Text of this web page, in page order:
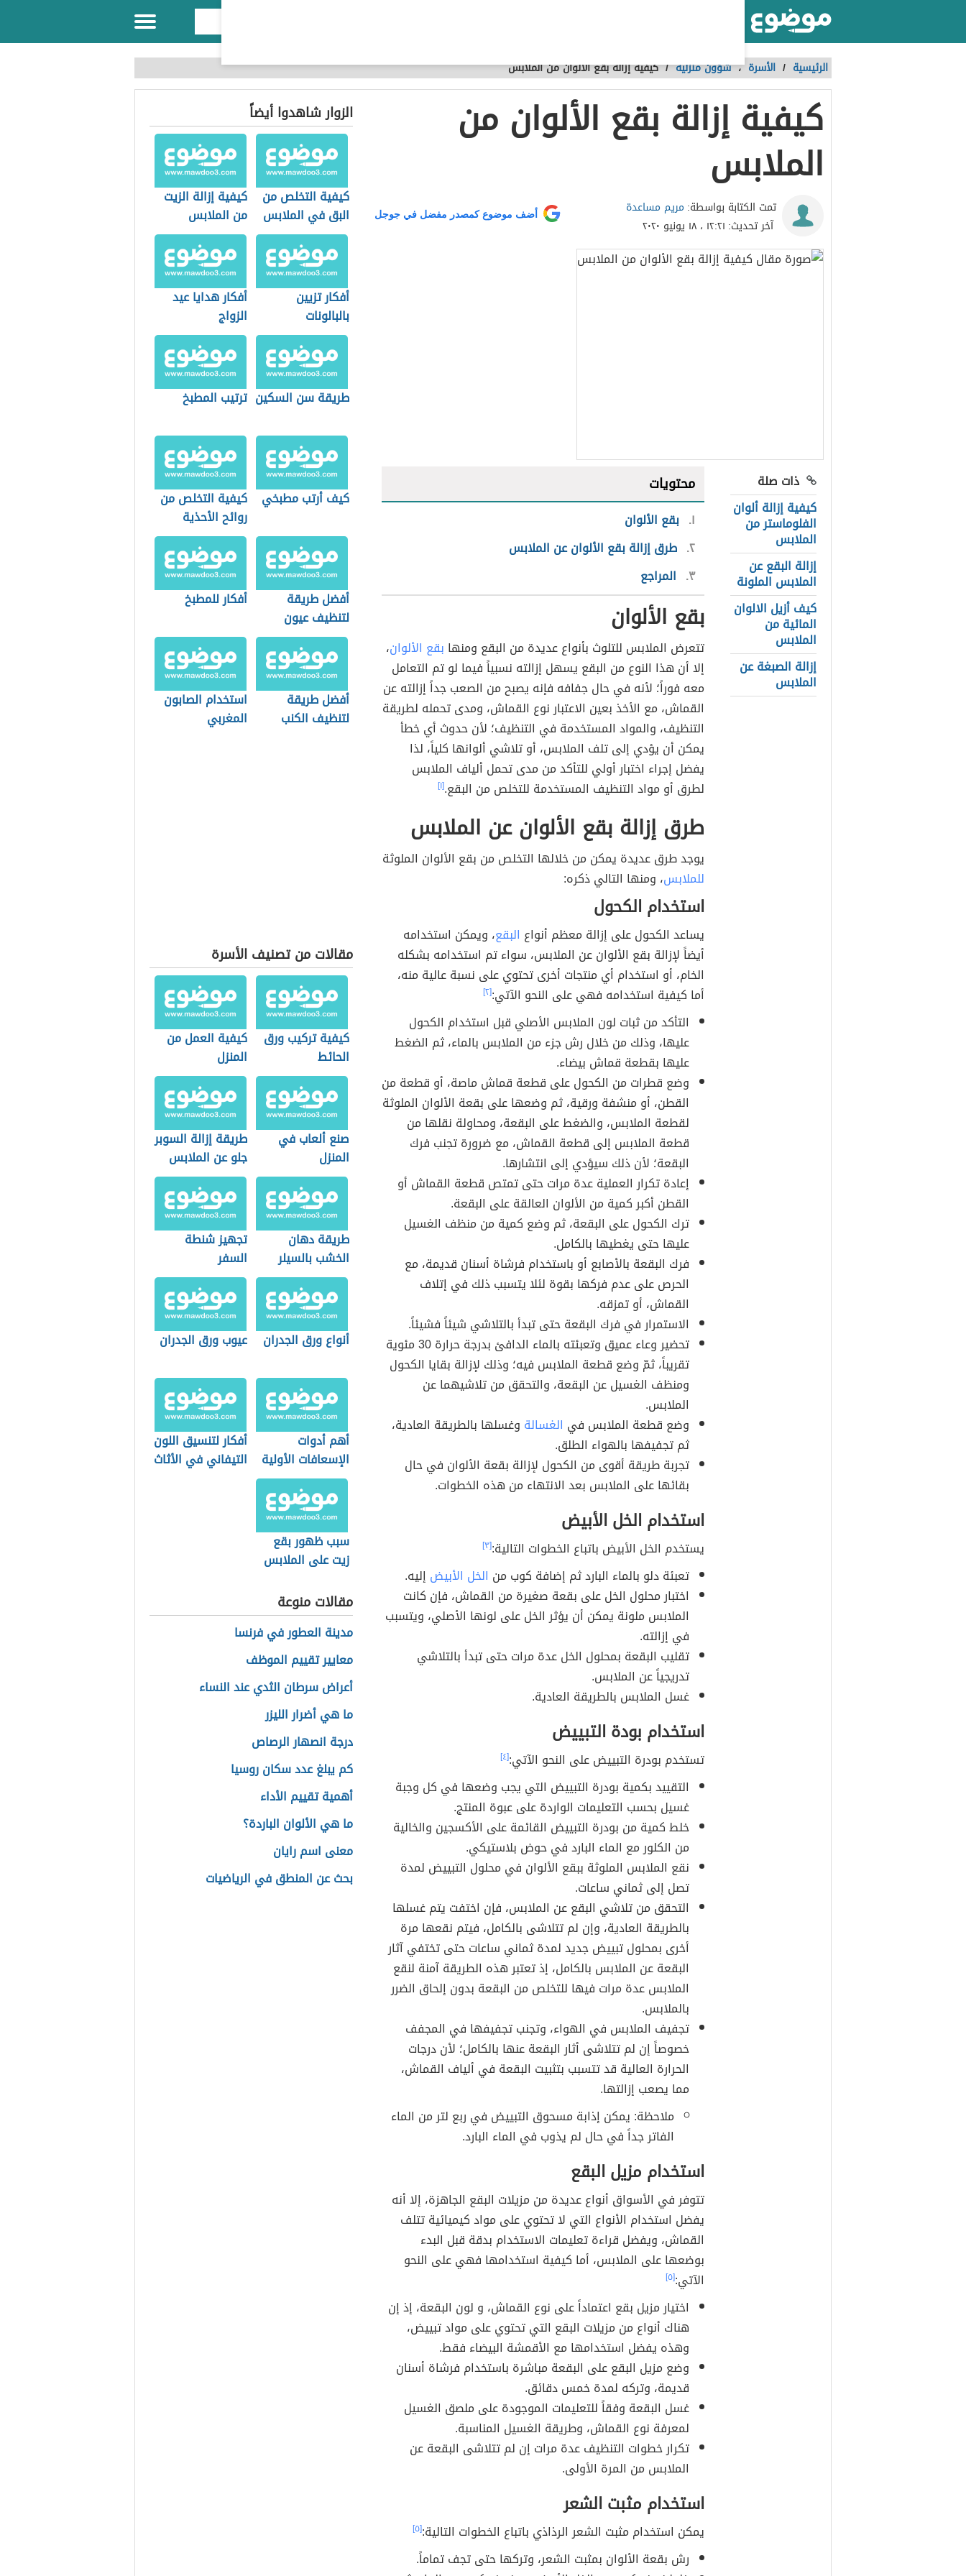
الرئيسية / الأسرة ،شؤون منزلية /كيفية إزالة بقع الألوان من الملابس
كيفية إزالة بقع الألوان من
الملابس
تمت الكتابة بواسطة: مريم مساعدة
آخر تحديث: ١٢:٢١ ، ١٨ يونيو ٢٠٢٠
أضف موضوع كمصدر مفضل في جوجل
ذات صلة
كيفية إزالة ألوان
الفلوماستر من
الملابس
إزالة البقع عن
الملابس الملونة
كيف أزيل الالوان
المائية من
الملابس
إزالة الصبغة عن
الملابس
محتويات
١ بقع الألوان
٢ طرق إزالة بقع الألوان عن الملابس
٣ المراجع
بقع الألوان
تتعرض الملابس للتلوث بأنواع عديدة من البقع ومنها بقع الألوان،
إلا أن هذا النوع من البقع يسهل إزالته نسبياً فيما لو تم التعامل
معه فوراً؛ لأنه في حال جفافه فإنه يصبح من الصعب جداً إزالته عن
القماش، مع الأخذ بعين الاعتبار نوع القماش، ومدى تحمله لطريقة
التنظيف، والمواد المستخدمة في التنظيف؛ لأن حدوث أي خطأ
يمكن أن يؤدي إلى تلف الملابس، أو تلاشي ألوانها كلياً، لذا
يفضل إجراء اختبار أولي للتأكد من مدى تحمل ألياف الملابس
لطرق أو مواد التنظيف المستخدمة للتخلص من البقع.[١]
طرق إزالة بقع الألوان عن الملابس
يوجد طرق عديدة يمكن من خلالها التخلص من بقع الألوان الملوثة
للملابس، ومنها التالي ذكره:
استخدام الكحول
يساعد الكحول على إزالة معظم أنواع البقع، ويمكن استخدامه
أيضاً لإزالة بقع الألوان عن الملابس، سواء تم استخدامه بشكله
الخام، أو استخدام أي منتجات أخرى تحتوي على نسبة عالية منه،
أما كيفية استخدامه فهي على النحو الآتي:[٢]
التأكد من ثبات لون الملابس الأصلي قبل استخدام الكحول
عليها، وذلك من خلال رش جزء من الملابس بالماء، ثم الضغط
عليها بقطعة قماش بيضاء.
وضع قطرات من الكحول على قطعة قماش ماصة، أو قطعة من
القطن، أو منشفة ورقية، ثم وضعها على بقعة الألوان الملوثة
لقطعة الملابس، والضغط على البقعة، ومحاولة نقلها من
قطعة الملابس إلى قطعة القماش، مع ضرورة تجنب فرك
البقعة؛ لأن ذلك سيؤدي إلى انتشارها.
إعادة تكرار العملية عدة مرات حتى تمتص قطعة القماش أو
القطن أكبر كمية من الألوان العالقة على البقعة.
ترك الكحول على البقعة، ثم وضع كمية من منظف الغسيل
عليها حتى يغطيها بالكامل.
فرك البقعة بالأصابع أو باستخدام فرشاة أسنان قديمة، مع
الحرص على عدم فركها بقوة لئلا يتسبب ذلك في إتلاف
القماش، أو تمزقه.
الاستمرار في فرك البقعة حتى تبدأ بالتلاشي شيئاً فشيئاً.
تحضير وعاء عميق وتعبئته بالماء الدافئ بدرجة حرارة 30 مئوية
تقريباً، ثمّ وضع قطعة الملابس فيه؛ وذلك لإزالة بقايا الكحول
ومنظف الغسيل عن البقعة، والتحقق من تلاشيهما عن
الملابس.
وضع قطعة الملابس في الغسالة وغسلها بالطريقة العادية،
ثم تجفيفها بالهواء الطلق.
تجربة طريقة أقوى من الكحول لإزالة بقعة الألوان في حال
بقائها على الملابس بعد الانتهاء من هذه الخطوات.
استخدام الخل الأبيض
يستخدم الخل الأبيض باتباع الخطوات التالية:[٣]
تعبئة دلو بالماء البارد ثم إضافة كوب من الخل الأبيض إليه.
اختبار محلول الخل على بقعة صغيرة من القماش، فإن كانت
الملابس ملونة يمكن أن يؤثر الخل على لونها الأصلي، ويتسبب
في إزالته.
تقليب البقعة بمحلول الخل عدة مرات حتى تبدأ بالتلاشي
تدريجياً عن الملابس.
غسل الملابس بالطريقة العادية.
استخدام بودة التبييض
تستخدم بودرة التبييض على النحو الآتي:[٤]
التقييد بكمية بودرة التبييض التي يجب وضعها في كل وجبة
غسيل بحسب التعليمات الواردة على عبوة المنتج.
خلط كمية من بودرة التبييض القائمة على الأكسجين والخالية
من الكلور مع الماء البارد في حوض بلاستيكي.
نقع الملابس الملوثة ببقع الألوان في محلول التبييض لمدة
تصل إلى ثماني ساعات.
التحقق من تلاشي البقع عن الملابس، فإن اختفت يتم غسلها
بالطريقة العادية، وإن لم تتلاشى بالكامل، فيتم نقعها مرة
أخرى بمحلول تبييض جديد لمدة ثماني ساعات حتى تختفي آثار
البقعة عن الملابس بالكامل، إذ تعتبر هذه الطريقة آمنة لنقع
الملابس عدة مرات فيها للتخلص من البقعة بدون إلحاق الضرر
بالملابس.
تجفيف الملابس في الهواء، وتجنب تجفيفها في المجفف
خصوصاً إن لم تتلاشى أثار البقعة عنها بالكامل؛ لأن درجات
الحرارة العالية قد تتسبب بتثبيت البقعة في ألياف القماش،
مما يصعب إزالتها.
ملاحظة: يمكن إذابة مسحوق التبييض في ربع لتر من الماء
الفاتر جداً في حال لم يذوب في الماء البارد.
استخدام مزيل البقع
تتوفر في الأسواق أنواع عديدة من مزيلات البقع الجاهزة، إلا أنه
يفضل استخدام الأنواع التي لا تحتوي على مواد كيميائية تتلف
القماش، ويفضل قراءة تعليمات الاستخدام بدقة قبل البدء
بوضعها على الملابس، أما كيفية استخدامها فهي على النحو
الآتي:[٥]
اختيار مزيل بقع اعتماداً على نوع القماش، و لون البقعة، إذ إن
هناك أنواع من مزيلات البقع التي تحتوي على مواد تبييض،
وهذه يفضل استخدامها مع الأقمشة البيضاء فقط.
وضع مزيل البقع على البقعة مباشرة باستخدام فرشاة أسنان
قديمة، وتركه لمدة خمس دقائق.
غسل البقعة وفقاً للتعليمات الموجودة على ملصق الغسيل
لمعرفة نوع القماش، وطريقة الغسيل المناسبة.
تكرار خطوات التنظيف عدة مرات إن لم تتلاشى البقعة عن
الملابس من المرة الأولى.
استخدام مثبت الشعر
يمكن استخدام مثبت الشعر الرذاذي باتباع الخطوات التالية:[٥]
رش بقعة الألوان بمثبت الشعر، وتركها حتى تجف تماماً.
الزوار شاهدوا أيضاً
كيفية التخلص من
البق في الملابس
كيفية إزالة الزيت
من الملابس
أفكار تزيين
بالبالونات
أفكار هدايا عيد
الزواج
طريقة سن السكين ترتيب المطبخ
كيف أرتب مطبخي
كيفية التخلص من
روائح الأحذية
الكريهة
أفضل طريقة
لتنظيف عيون
الفرن
أفكار للمطبخ
أفضل طريقة
لتنظيف الكنب
استخدام الصابون
المغربي
مقالات من تصنيف الأسرة
كيفية تركيب ورق
الحائط
كيفية العمل من
المنزل
صنع ألعاب في
المنزل
طريقة إزالة السوبر
جلو عن الملابس
طريقة دهان
الخشب بالسيلر
تجهيز شنطة
السفر
أنواع ورق الجدران عيوب ورق الجدران
أهم أدوات
الإسعافات الأولية
في المنزل
أفكار لتنسيق اللون
التيفاني في الأثاث
سبب ظهور بقع
زيت على الملابس
مقالات منوعة
مدينة العطور في فرنسا
معايير تقييم الموظف
أعراض سرطان الثدي عند النساء
ما هي أضرار الليزر
درجة انصهار الرصاص
كم يبلغ عدد سكان روسيا
أهمية تقييم الأداء
ما هي الألوان الباردة؟
معنى اسم رايان
بحث عن المنطق في الرياضيات